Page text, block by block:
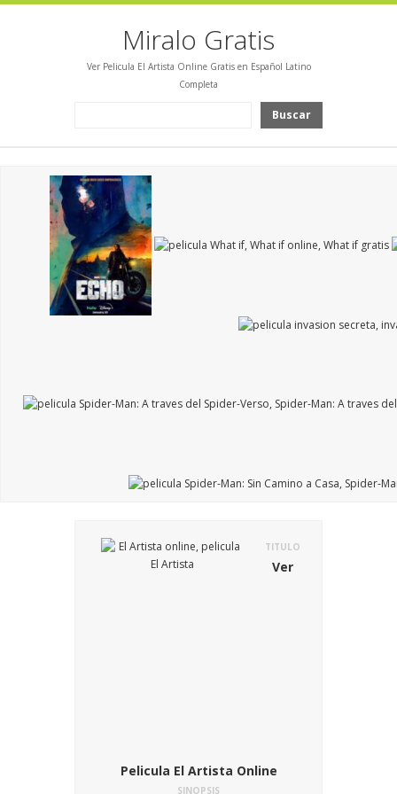
Miralo Gratis
Ver Pelicula El Artista Online Gratis en Español Latino
Completa
Buscar
TITULO
Ver
Pelicula El Artista Online
SINOPSIS